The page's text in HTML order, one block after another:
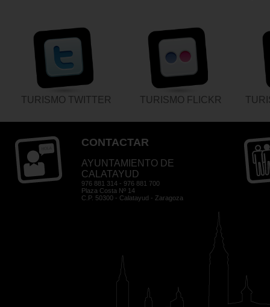
TURISMO TWITTER TURISMO FLICKR
CONTACTAR
AYUNTAMIENTO DE
CALATAYUD
976 881 314 - 976 881 700
Plaza Costa Nº 14
C.P. 50300 - Calatayud - Zaragoza